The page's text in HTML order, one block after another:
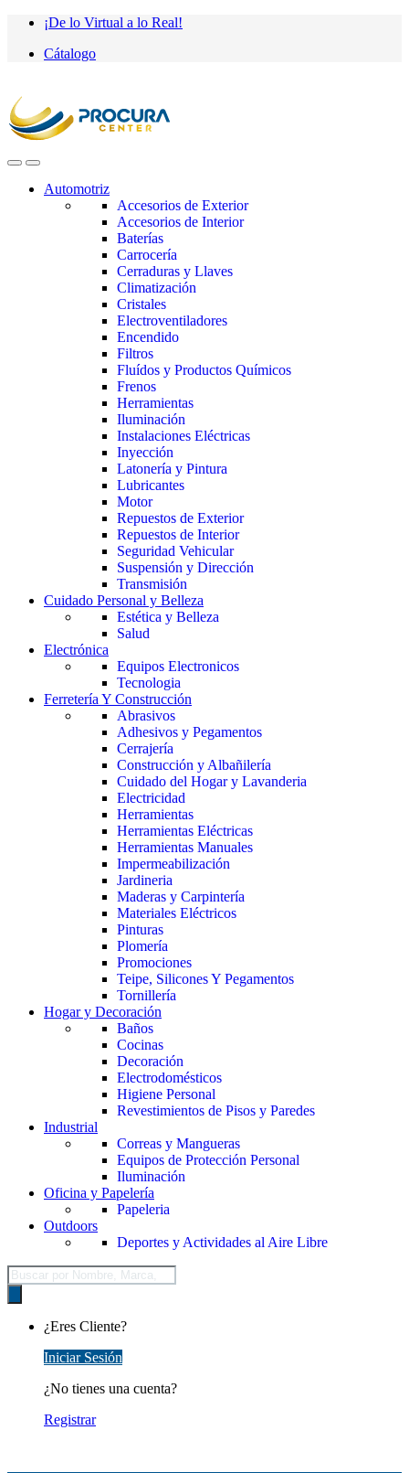
Saltar
navegación
saltar
contenido
¡De lo Virtual a lo Real!
Cátalogo
Automotriz
Accesorios de Exterior
Accesorios de Interior
Baterías
Carrocería
Cerraduras y Llaves
Climatización
Cristales
Electroventiladores
Encendido
Filtros
Fluídos y Productos Químicos
Frenos
Herramientas
Iluminación
Instalaciones Eléctricas
Inyección
Latonería y Pintura
Lubricantes
Motor
Repuestos de Exterior
Repuestos de Interior
Seguridad Vehicular
Suspensión y Dirección
Transmisión
Cuidado Personal y Belleza
Estética y Belleza
Salud
Electrónica
Equipos Electronicos
Tecnologia
Ferretería Y Construcción
Abrasivos
Adhesivos y Pegamentos
Cerrajería
Construcción y Albañilería
Cuidado del Hogar y Lavanderia
Electricidad
Herramientas
Herramientas Eléctricas
Herramientas Manuales
Impermeabilización
Jardineria
Maderas y Carpintería
Materiales Eléctricos
Pinturas
Plomería
Promociones
Teipe, Silicones Y Pegamentos
Tornillería
Hogar y Decoración
Baños
Cocinas
Decoración
Electrodomésticos
Higiene Personal
Revestimientos de Pisos y Paredes
Industrial
Correas y Mangueras
Equipos de Protección Personal
Iluminación
Oficina y Papelería
Papeleria
Outdoors
Deportes y Actividades al Aire Libre
Búsqueda
de
productos
¿Eres Cliente?
Iniciar Sesión
¿No tienes una cuenta?
Registrar